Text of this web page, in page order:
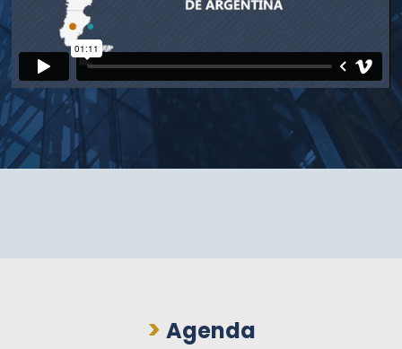
> Agenda